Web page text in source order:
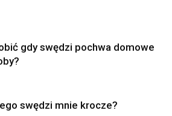
gdy swędzi pochwa domowe
swędzi mnie krocze?